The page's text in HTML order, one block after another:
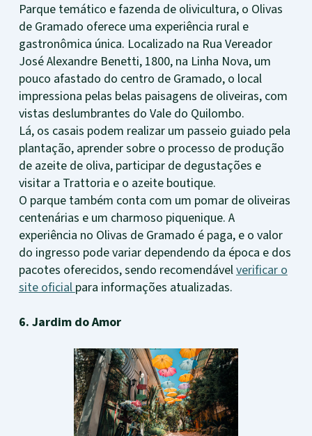
Parque temático e fazenda de olivicultura, o Olivas
de Gramado oferece uma experiência rural e
gastronômica única. Localizado na Rua Vereador
José Alexandre Benetti, 1800, na Linha Nova, um
pouco afastado do centro de Gramado, o local
impressiona pelas belas paisagens de oliveiras, com
vistas deslumbrantes do Vale do Quilombo.
Lá, os casais podem realizar um passeio guiado pela
plantação, aprender sobre o processo de produção
de azeite de oliva, participar de degustações e
visitar a Trattoria e o azeite boutique.
O parque também conta com um pomar de oliveiras
centenárias e um charmoso piquenique. A
experiência no Olivas de Gramado é paga, e o valor
do ingresso pode variar dependendo da época e dos
pacotes oferecidos, sendo recomendávelverificar o
site oficialpara informações atualizadas.
6. Jardim do Amor